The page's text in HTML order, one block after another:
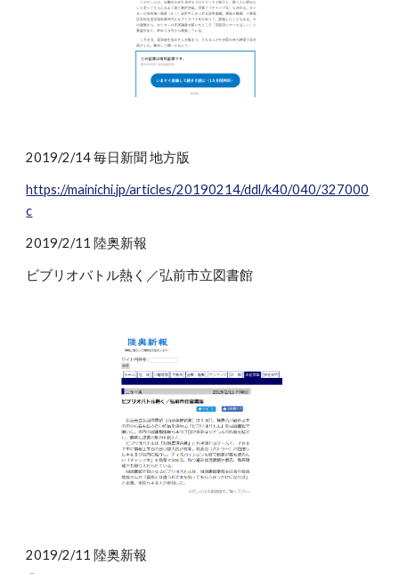
2019/2/14 毎日新聞 地方版
https://mainichi.jp/articles/20190214/ddl/k40/040/327000
c
2019/2/11 陸奥新報
ビブリオバトル熱く／弘前市立図書館
2019/2/11 陸奥新報